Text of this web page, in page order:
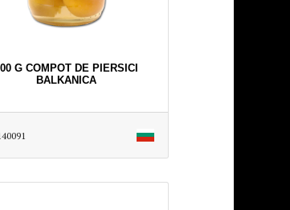
G COMPOT DE PIERSICI
BALKANICA